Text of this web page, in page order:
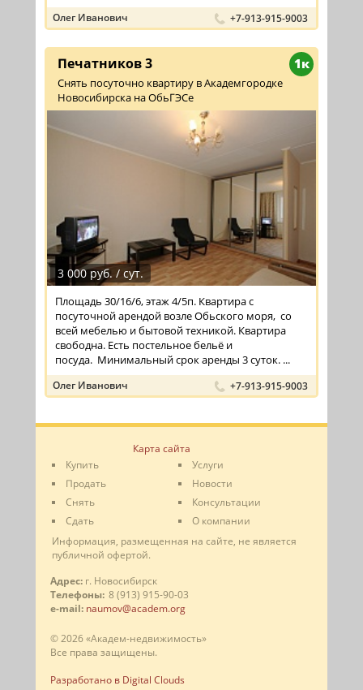
Олег Иванович +7-913-915-9003
1к
Печатников 3
Снять посуточно квартиру в Академгородке
Новосибирска на ОбьГЭСе
3 000 руб. / сут.
Площадь 30/16/6, этаж 4/5п. Квартира с
посуточной арендой возле Обьского моря, со
всей мебелью и бытовой техникой. Квартира
свободна. Есть постельное бельё и
посуда. Минимальный срок аренды 3 суток. ...
Олег Иванович +7-913-915-9003
Карта сайта
Купить
Продать
Снять
Сдать
Услуги
Новости
Консультации
О компании
Информация, размещенная на сайте, не является
публичной офертой.
Адрес: г. Новосибирск
Телефоны: 8 (913) 915-90-03
e-mail: naumov@academ.org
© 2026 «Академ-недвижимость»
Все права защищены.
Разработано в Digital Clouds